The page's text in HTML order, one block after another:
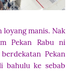
loyang manis. Nak
Pekan Rabu ni
Pekan
bahulu ke sebab